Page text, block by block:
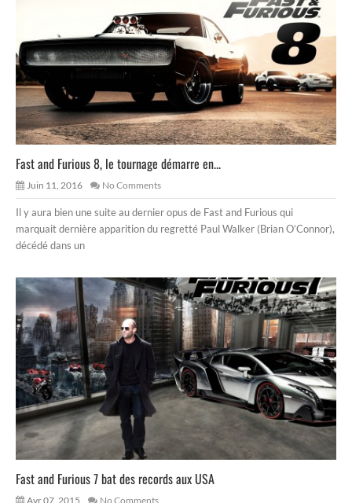
Fast and Furious 8, le tournage démarre en...
Juin 11, 2016 No Comments
Il y aura bien une suite au dernier opus de Fast and Furious qui
marquait dernière apparition du regretté Paul Walker (Brian O’Connor),
décédé dans un
Fast and Furious 7 bat des records aux USA
Avr 07, 2015 No Comments